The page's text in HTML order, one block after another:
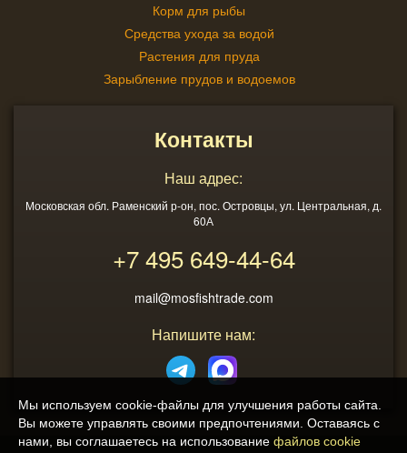
Корм для рыбы
Средства ухода за водой
Растения для пруда
Зарыбление прудов и водоемов
Контакты
Наш адрес:
Московская обл. Раменский р-он, пос. Островцы, ул. Центральная, д.
60А
+7 495649-44-64
mail@mosfishtrade.com
Напишите нам:
Мы используем cookie-файлы для улучшения работы сайта.
Вы можете управлять своими предпочтениями. Оставаясь с
нами, вы соглашаетесь на использование файлов cookie